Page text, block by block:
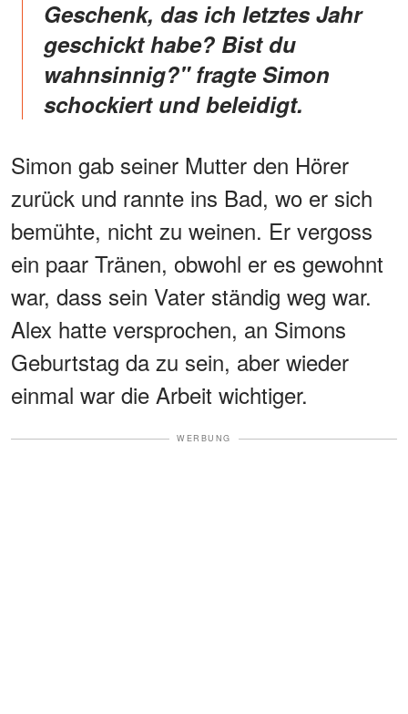
Geschenk, das ich letztes Jahr
geschickt habe? Bist du
wahnsinnig?" fragte Simon
schockiert und beleidigt.
Simon gab seiner Mutter den Hörer
zurück und rannte ins Bad, wo er sich
bemühte, nicht zu weinen. Er vergoss
ein paar Tränen, obwohl er es gewohnt
war, dass sein Vater ständig weg war.
Alex hatte versprochen, an Simons
Geburtstag da zu sein, aber wieder
einmal war die Arbeit wichtiger.
WERBUNG